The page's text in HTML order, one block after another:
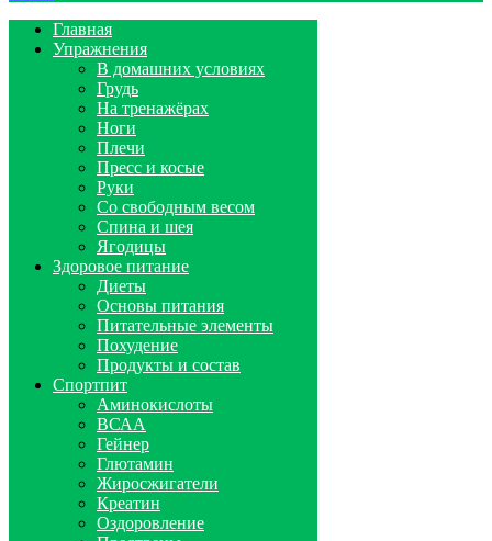
Главная
Упражнения
В домашних условиях
Грудь
На тренажёрах
Ноги
Плечи
Пресс и косые
Руки
Со свободным весом
Спина и шея
Ягодицы
Здоровое питание
Диеты
Основы питания
Питательные элементы
Похудение
Продукты и состав
Спортпит
Аминокислоты
ВСАА
Гейнер
Глютамин
Жиросжигатели
Креатин
Оздоровление